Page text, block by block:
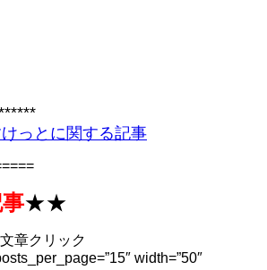
っとに関する記事
★★
章クリック
width=”50″